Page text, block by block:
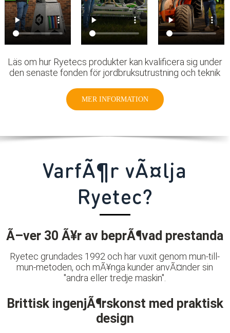
Läs om hur Ryetecs produkter kan kvalificera sig under
den senaste fonden för jordbruksutrustning och teknik
MER INFORMATION
VarfÃ¶r vÃ¤lja
Ryetec?
Ã–ver 30 Ã¥r av beprÃ¶vad prestanda
Ryetec grundades 1992 och har vuxit genom mun-till-
mun-metoden, och mÃ¥nga kunder anvÃ¤nder sin
"andra eller tredje maskin".
Brittisk ingenjÃ¶rskonst med praktisk
design